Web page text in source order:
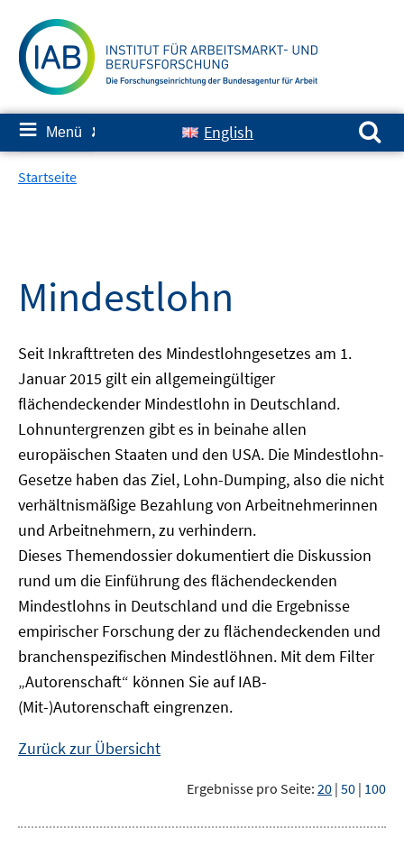
zum
Inhalt
≡ Menü ✘ English
Suchen nach:
Startseite
Mindestlohn
Seit Inkrafttreten des Mindestlohngesetzes am 1.
Januar 2015 gilt ein allgemeingültiger
flächendeckender Mindestlohn in Deutschland.
Lohnuntergrenzen gibt es in beinahe allen
europäischen Staaten und den USA. Die Mindestlohn-
Gesetze haben das Ziel, Lohn-Dumping, also die nicht
verhältnismäßige Bezahlung von Arbeitnehmerinnen
und Arbeitnehmern, zu verhindern.
Dieses Themendossier dokumentiert die Diskussion
rund um die Einführung des flächendeckenden
Mindestlohns in Deutschland und die Ergebnisse
empirischer Forschung der zu flächendeckenden und
branchenspezifischen Mindestlöhnen. Mit dem Filter
„Autorenschaft“ können Sie auf IAB-
(Mit-)Autorenschaft eingrenzen.
Zurück zur Übersicht
Ergebnisse pro Seite: 20 | 50 | 100